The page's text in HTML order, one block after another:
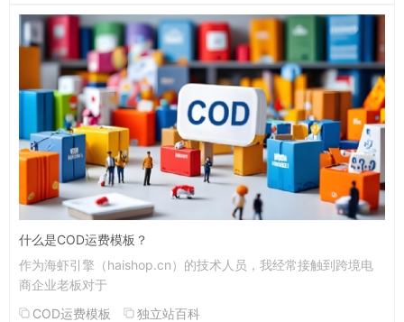
什么是COD运费模板？
作为海虾引擎（haishop.cn）的技术人员，我经常接触到跨境电
商企业老板对于
COD运费模板
独立站百科